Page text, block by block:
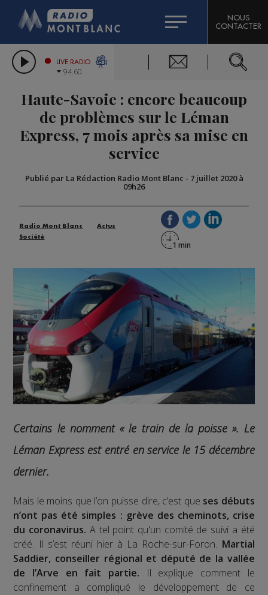
LES CHRONIQUES DE L'EXPERT
CITIZEN MACHINERY
GRAND MASSIF DOMAINES SKIABLES
BIGARD
COMPAGNIE DU MONT-BLANC
NOUS
CONTACTER
LIVE RADIO
94.60
Haute-Savoie : encore beaucoup
de problèmes sur le Léman
Express, 7 mois après sa mise en
service
Publié par La Rédaction Radio Mont Blanc - 7 juillet 2020 à
09h26
Radio Mont Blanc
Actus
Société
Certains le nomment « le train de la poisse ». Le
Léman Express est entré en service le 15 décembre
dernier.
Mais le moins que l’on puisse dire, c’est que ses débuts
n’ont pas été simples : grève des cheminots, crise
du coronavirus. A tel point qu'un comité de suivi a été
créé. Il s’est réuni hier à La Roche-sur-Foron. Martial
Saddier, conseiller régional et député de la vallée
de l’Arve en fait partie.
Il explique comment le
confinement a compliqué le développement de ce